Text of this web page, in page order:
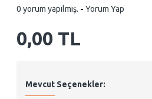
0 yorum yapılmış. - Yorum Yap
0,00 TL
Mevcut Seçenekler: